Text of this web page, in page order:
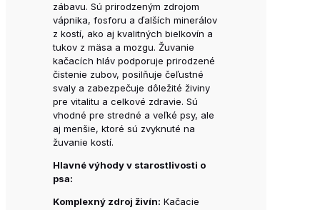
zábavu. Sú prirodzeným zdrojom
vápnika, fosforu a ďalších minerálov
z kostí, ako aj kvalitných bielkovín a
tukov z mäsa a mozgu. Žuvanie
kačacích hláv podporuje prirodzené
čistenie zubov, posilňuje čeľustné
svaly a zabezpečuje dôležité živiny
pre vitalitu a celkové zdravie. Sú
vhodné pre stredné a veľké psy, ale
aj menšie, ktoré sú zvyknuté na
žuvanie kostí.
Hlavné výhody v starostlivosti o
psa:
Komplexný zdroj živín: Kačacie